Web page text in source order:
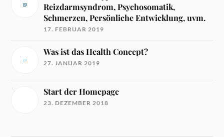
Reizdarmsyndrom, Psychosomatik,
Schmerzen, Persönliche Entwicklung, uvm.
17. FEBRUAR 2019
Was ist das Health Concept?
27. JANUAR 2019
Start der Homepage
23. DEZEMBER 2018